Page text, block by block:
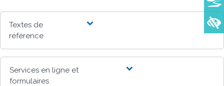
Textes de
référence
Services en ligne et
formulaires